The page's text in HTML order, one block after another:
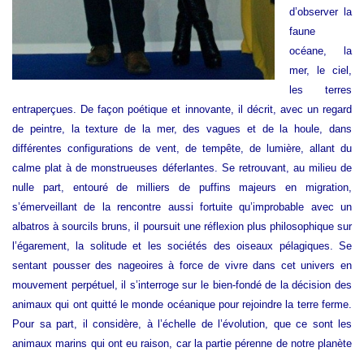
d’observer la
faune
océane, la
mer, le ciel,
les terres
entraperçues. De façon poétique et innovante, il décrit, avec un regard
de peintre, la texture de la mer, des vagues et de la houle, dans
différentes configurations de vent, de tempête, de lumière, allant du
calme plat à de monstrueuses déferlantes. Se retrouvant, au milieu de
nulle part, entouré de milliers de puffins majeurs en migration,
s’émerveillant de la rencontre aussi fortuite qu’improbable avec un
albatros à sourcils bruns, il poursuit une réflexion plus philosophique sur
l’égarement, la solitude et les sociétés des oiseaux pélagiques. Se
sentant pousser des nageoires à force de vivre dans cet univers en
mouvement perpétuel, il s’interroge sur le bien-fondé de la décision des
animaux qui ont quitté le monde océanique pour rejoindre la terre ferme.
Pour sa part, il considère, à l’échelle de l’évolution, que ce sont les
animaux marins qui ont eu raison, car la partie pérenne de notre planète